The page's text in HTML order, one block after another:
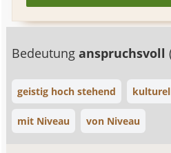
Bedeutunganspruchsvoll
geistig hoch stehend
mit Niveau von Niveau